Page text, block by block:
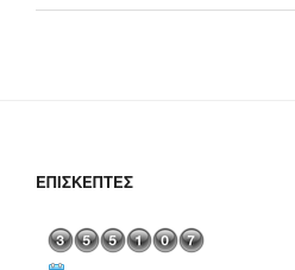
ΕΠΙΣΚΈΠΤΕΣ